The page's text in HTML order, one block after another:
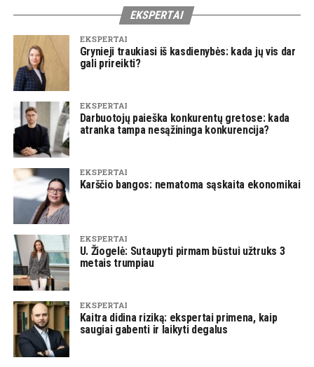
EKSPERTAI
EKSPERTAI
Grynieji traukiasi iš kasdienybės: kada jų vis dar
gali prireikti?
EKSPERTAI
Darbuotojų paieška konkurentų gretose: kada
atranka tampa nesąžininga konkurencija?
EKSPERTAI
Karščio bangos: nematoma sąskaita ekonomikai
EKSPERTAI
U. Žiogelė: Sutaupyti pirmam būstui užtruks 3
metais trumpiau
EKSPERTAI
Kaitra didina riziką: ekspertai primena, kaip
saugiai gabenti ir laikyti degalus